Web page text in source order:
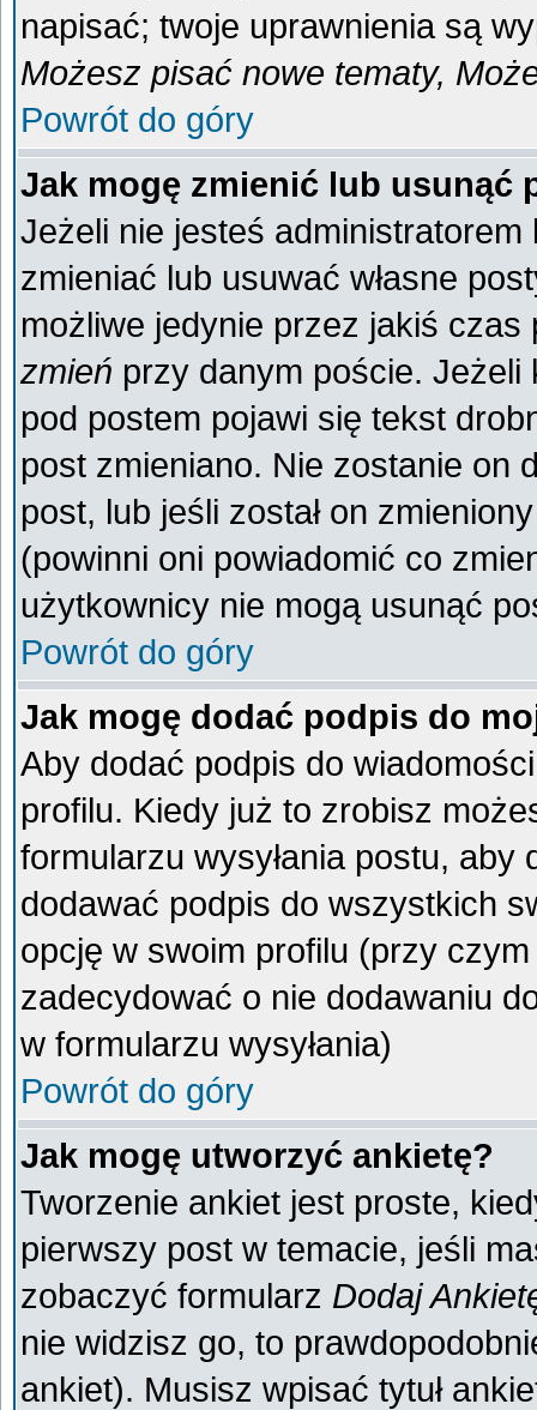
napisać; twoje uprawnienia są
Możesz pisać nowe tematy,
Powrót do góry
Jak mogę zmienić lub usunąć
Jeżeli nie jesteś
zmieniać lub usuwać własne
możliwe jedynie przez jakiś
zmień przy danym poście. Jeżeli
pod postem pojawi się tekst
post zmieniano. Nie zostanie on
post, lub jeśli został on
(powinni oni powiadomić co
użytkownicy nie mogą usunąć
Powrót do góry
Jak mogę dodać podpis do
Aby dodać podpis do
profilu. Kiedy już to zrobisz
formularzu wysyłania postu,
dodawać podpis do wszystkich
opcję w swoim profilu (przy
zadecydować o nie dodawaniu
w formularzu wysyłania)
Powrót do góry
Jak mogę utworzyć ankietę?
Tworzenie ankiet jest proste,
pierwszy post w temacie, jeśli
zobaczyć formularz Dodaj
nie widzisz go, to
ankiet). Musisz wpisać tytuł